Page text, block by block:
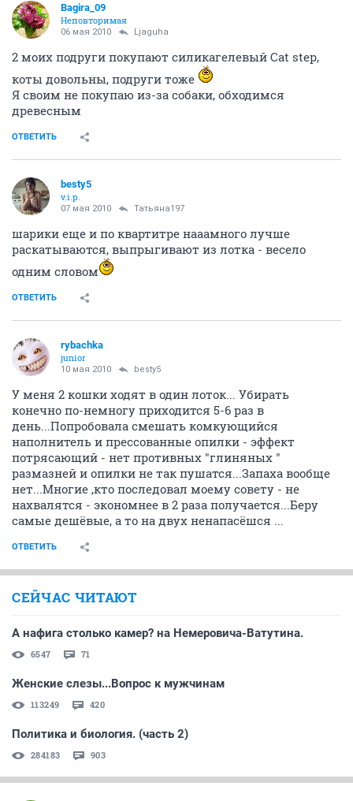
Bagira_09
Неповторимая
06 мая 2010 Ljaguha
2 моих подруги покупают силикагелевый Cat step,
коты довольны, подруги тоже
Я своим не покупаю из-за собаки, обходимся
древесным
ОТВЕТИТЬ
besty5
v.i.p.
07 мая 2010 Татьяна197
шарики еще и по квартитре нааамного лучше
раскатываются, выпрыгивают из лотка - весело
одним словом
ОТВЕТИТЬ
rybachka
junior
10 мая 2010 besty5
У меня 2 кошки ходят в один лоток... Убирать
конечно по-немногу приходится 5-6 раз в
день...Попробовала смешать комкующийся
наполнитель и прессованные опилки - эффект
потрясающий - нет противных "глиняных "
размазней и опилки не так пушатся...Запаха вообще
нет...Многие ,кто последовал моему совету - не
нахвалятся - экономнее в 2 раза получается...Беру
самые дешёвые, а то на двух ненапасёшся ...
ОТВЕТИТЬ
СЕЙЧАС ЧИТАЮТ
А нафига столько камер? на Немеровича-Ватутина.
6547 71
Женские слезы...Вопрос к мужчинам
113249 420
Политика и биология. (часть 2)
284183 903